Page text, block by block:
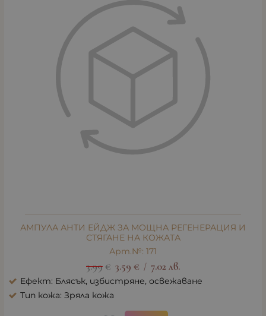
АМПУЛА АНТИ ЕЙДЖ ЗА МОЩНА РЕГЕНЕРАЦИЯ И
СТЯГАНЕ НА КОЖАТА
Арт.№: 171
3.99 € 3.59 € / 7.02 лв.
Ефект: Блясък, избистряне, освежаване
Тип кожа: Зряла кожа